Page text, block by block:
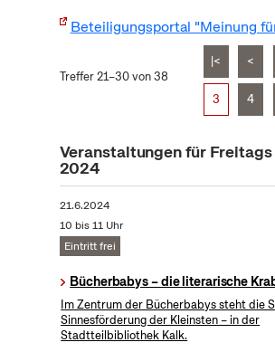
Beteiligungsportal "Meinung
Treffer 21–30 von 38
|< <
3 4
Veranstaltungen für Freitags
2024
21.6.2024
10 bis 11 Uhr
Eintritt frei
Bücherbabys – die literarische
Im Zentrum der Bücherbabys steht die
Sinnesförderung der Kleinsten – in der
Stadtteilbibliothek Kalk.